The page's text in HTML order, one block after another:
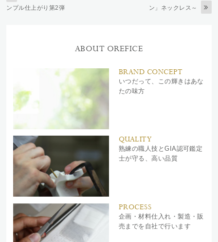
ンプル仕上がり第2弾
ン」ネックレス～
ABOUT OREFICE
BRAND CONCEPT
いつだって、この輝きはあな
たの味方
QUALITY
熟練の職人技とGIA認可鑑定
士が守る、高い品質
PROCESS
企画・材料仕入れ・製造・販
売までを自社で行います